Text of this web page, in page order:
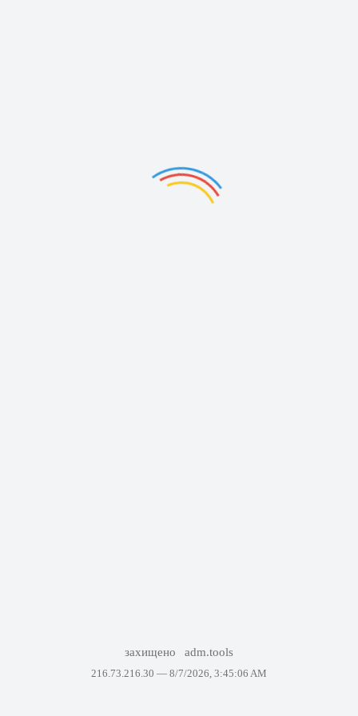
захищено adm.tools
216.73.216.30 — 8/7/2026, 3:45:06 AM